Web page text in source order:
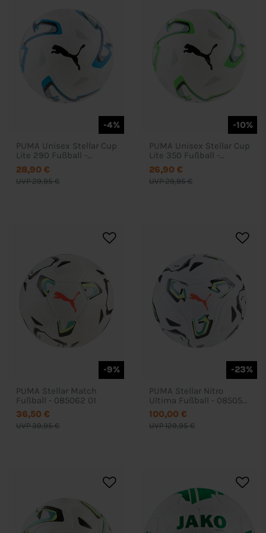
-4%
PUMA Unisex Stellar Cup
Lite 290 Fußball -
085068
UVP 29,95 €
28,90 €
-10%
PUMA Unisex Stellar Cup
Lite 350 Fußball -
085067
UVP 29,95 €
26,90 €
-9%
PUMA Stellar Match
Fußball - 085062 01
UVP 39,95 €
36,50 €
-23%
PUMA Stellar Nitro
Ultima Fußball - 085057
01
UVP 129,95 €
100,00 €